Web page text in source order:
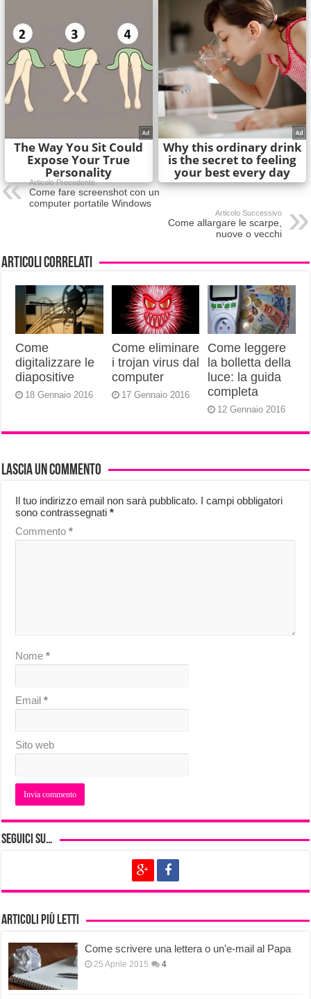
Articolo Precedente
Come fare screenshot con un
computer portatile Windows
Articolo Successivo
Come allargare le scarpe,
nuove o vecchi
Articoli correlati
Come
digitalizzare le
diapositive
18 Gennaio 2016
Come eliminare
i trojan virus dal
computer
17 Gennaio 2016
Come leggere
la bolletta della
luce: la guida
completa
12 Gennaio 2016
Lascia un commento
Il tuo indirizzo email non sarà pubblicato. I campi obbligatori
sono contrassegnati*
Commento*
Nome*
Email*
Sito web
Seguici su…
Articoli più letti
Come scrivere una lettera o un’e-mail al Papa
25 Aprile 2015 4